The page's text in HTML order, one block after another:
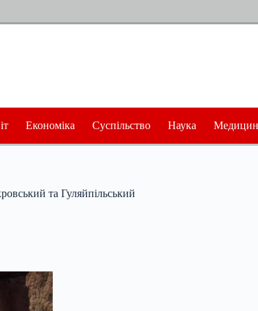
Економіка Суспільство Наука
та Гуляйпільський